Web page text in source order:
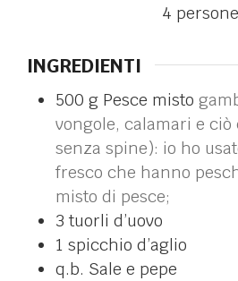
4 persone
INGREDIENTI
500 g Pesce misto
vongole, calamari e
senza spine): io ho
fresco che hanno
misto di pesce;
3 tuorli d’uovo
1 spicchio d’aglio
q.b. Sale e pepe